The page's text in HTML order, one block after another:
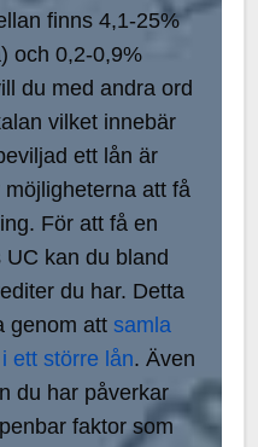
finns 4,1-25%
och 0,2-0,9%
du med andra ord
vilket innebär
ett lån är
att få
För att få en
kan du bland
du har. Detta
genom att samla
ett större lån. Även
du har påverkar
faktor som